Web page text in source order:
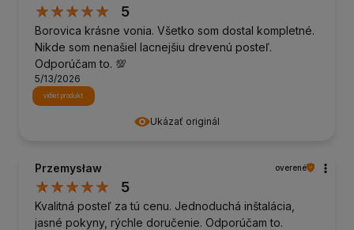
Ukázať originál
5
Borovica krásne vonia. Všetko som dostal kompletné.
Nikde som nenašiel lacnejšiu drevenú posteľ.
Odporúčam to. 💯
5/13/2026
vidieť produkt
Przemysław overené
5
Kvalitná posteľ za tú cenu. Jednoduchá inštalácia,
jasné pokyny, rýchle doručenie. Odporúčam to.